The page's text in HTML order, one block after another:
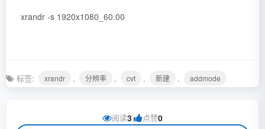
xrandr -s 1920x1080_60.00
标签: xrandr , 分辨率 , cvt , 新建 , addmode
阅读3| 点赞0